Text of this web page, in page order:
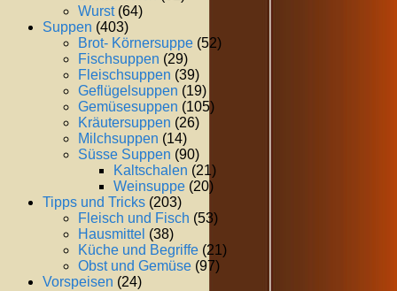
Wurst(64)
Suppen (403)
Brot- Körnersuppe (52)
Fischsuppen (29)
Fleischsuppen (39)
Geflügelsuppen (19)
Gemüsesuppen (105)
Kräutersuppen (26)
Milchsuppen (14)
Süsse Suppen (90)
Kaltschalen (21)
Weinsuppe (20)
Tipps und Tricks (203)
Fleisch und Fisch (53)
Hausmittel (38)
Küche und Begriffe (21)
Obst und Gemüse (97)
Vorspeisen (24)